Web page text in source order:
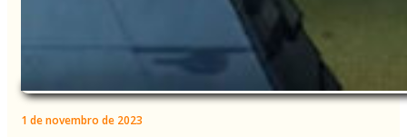
1 de novembro de 2023